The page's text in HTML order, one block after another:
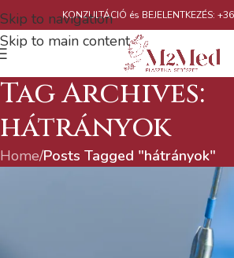
Skip to navigation
Skip to main content
KONZULTÁCIÓ és BEJELENTKEZÉS:
Tag Archives:
hátrányok
Home/Posts Tagged "hátrányok"